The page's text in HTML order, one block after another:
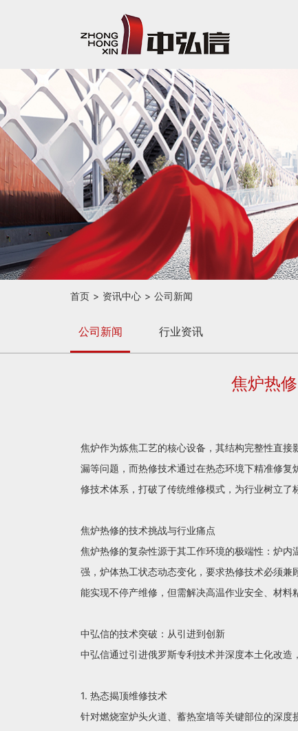
首页 资讯中心 公司新闻
公司新闻 行业资讯
焦炉热
焦炉作为炼焦工艺的核心设备，其结构完整性直
漏等问题，而热修技术通过在热态环境下精准修
修技术体系，打破了传统维修模式，为行业树立了
焦炉热修的技术挑战与行业痛点
焦炉热修的复杂性源于其工作环境的极端性：炉
强，炉体热工状态动态变化，要求热修技术必须
能实现不停产维修，但需解决高温作业安全、材料
中弘信的技术突破：从引进到创新
中弘信通过引进俄罗斯专利技术并深度本土化改造
1. 热态揭顶维修技术
针对燃烧室炉头火道、蓄热室墙等关键部位的深